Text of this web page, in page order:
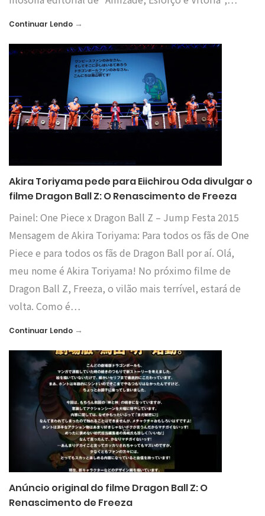
Continuar Lendo →
Akira Toriyama pede para Eiichirou Oda divulgar o
filme Dragon Ball Z: O Renascimento de Freeza
Painel: One Piece x Dragon Ball Z – Jump Festa 2015
Mensagem de Akira Toriyama: Para todos os fãs de One
Piece e para todos os fãs de Dragon Ball por aí. Olá,
meu nome é Akira Toriyama! No próximo filme de
Dragon Ball Z, Freeza, o vilão mais terrível, estará de
volta. Como é…
Continuar Lendo →
Anúncio original do filme Dragon Ball Z: O
Renascimento de Freeza